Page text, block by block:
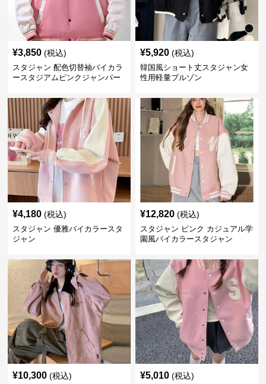
¥3,850 (税込)
スタジャン 配色切替袖バイカラ
ースタジアムピンクジャンパー
¥5,920 (税込)
韓国風ショート丈スタジャン女
性用軽量ブルゾン
¥4,180 (税込)
スタジャン 優雅バイカラースタ
ジャン
¥12,820 (税込)
スタジャン ピンク カジュアル学
園風バイカラースタジャン
¥10,300 (税込) ¥5,010 (税込)